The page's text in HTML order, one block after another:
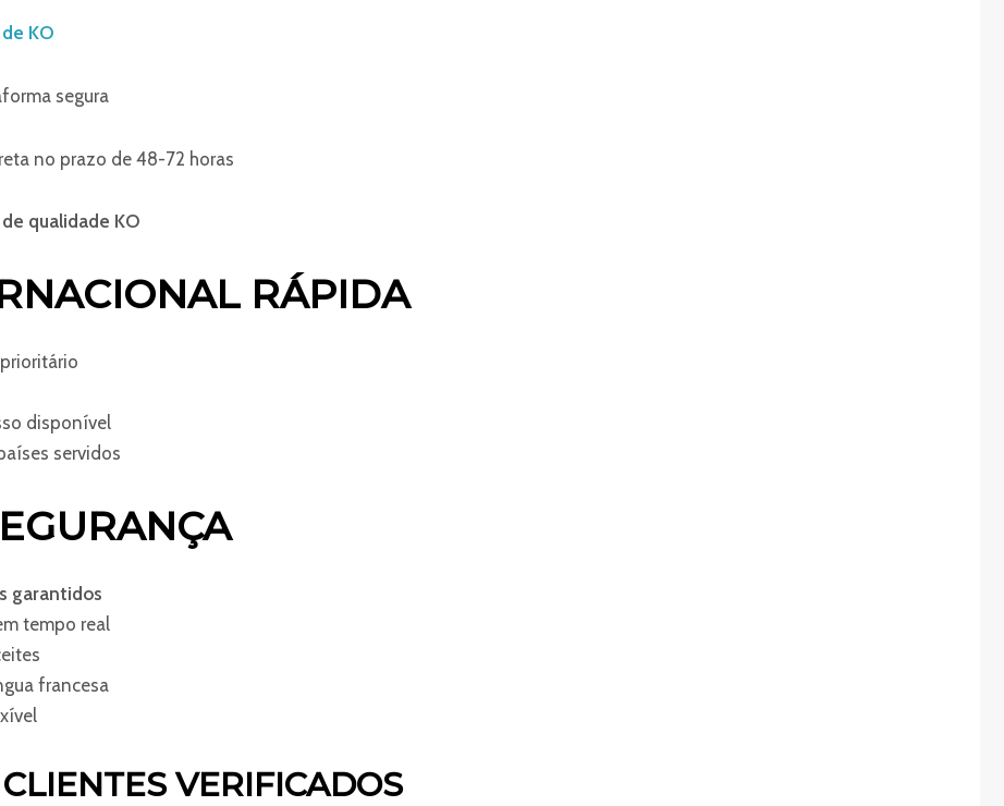
KO
segura
no prazo de 48-72 horas
qualidade KO
RÁPIDA
disponível
servidos
garantidos
tempo real
francesa
VERIFICADOS